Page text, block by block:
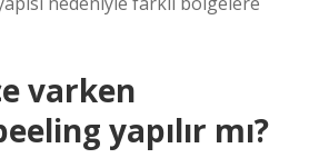
varken
yapılır mı?